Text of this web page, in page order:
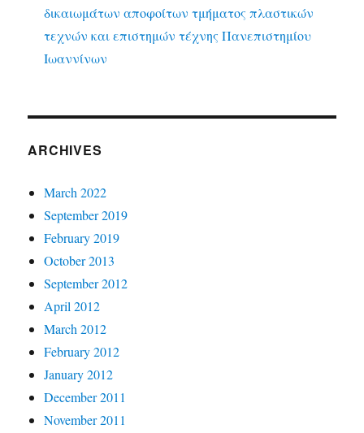
δικαιωμάτων αποφοίτων τμήματος πλαστικών
τεχνών και επιστημών τέχνης Πανεπιστημίου
Ιωαννίνων
ARCHIVES
March 2022
September 2019
February 2019
October 2013
September 2012
April 2012
March 2012
February 2012
January 2012
December 2011
November 2011